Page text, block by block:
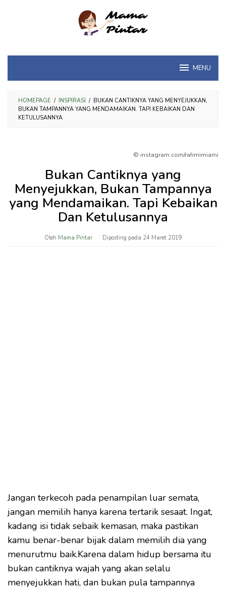
MENU
HOMEPAGE / INSPIRASI / BUKAN CANTIKNYA YANG MENYEJUKKAN,
BUKAN TAMPANNYA YANG MENDAMAIKAN. TAPI KEBAIKAN DAN
KETULUSANNYA
© instagram.com/rahmimiami
Bukan Cantiknya yang
Menyejukkan, Bukan Tampannya
yang Mendamaikan. Tapi Kebaikan
Dan Ketulusannya
Oleh Mama Pintar Diposting pada 24 Maret 2019
Jangan terkecoh pada penampilan luar semata,
jangan memilih hanya karena tertarik sesaat. Ingat,
kadang isi tidak sebaik kemasan, maka pastikan
kamu benar-benar bijak dalam memilih dia yang
menurutmu baik.Karena dalam hidup bersama itu
bukan cantiknya wajah yang akan selalu
menyejukkan hati, dan bukan pula tampannya